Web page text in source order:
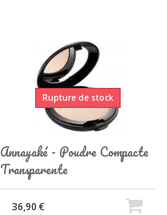
Rupture de stock
Annayaké - Poudre Compacte
Transparente
36,90 €